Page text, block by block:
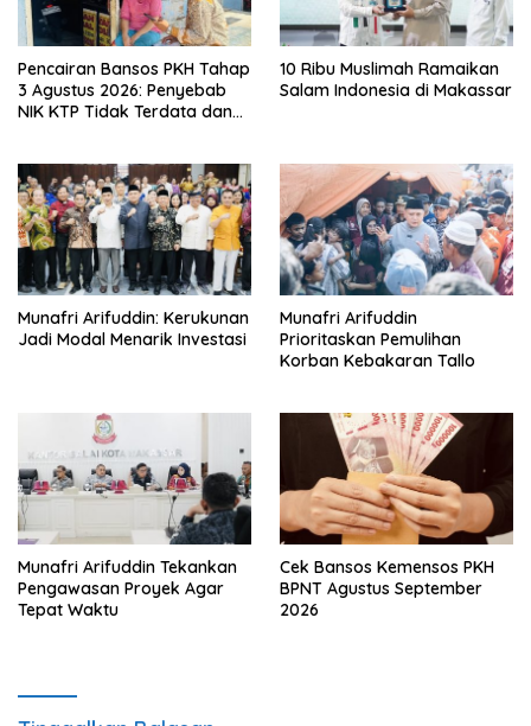
Pencairan Bansos PKH Tahap
3 Agustus 2026: Penyebab
NIK KTP Tidak Terdata dan
10 Ribu Muslimah Ramaikan
Salam Indonesia di Makassar
Munafri Arifuddin: Kerukunan
Jadi Modal Menarik Investasi
Munafri Arifuddin
Prioritaskan Pemulihan
Korban Kebakaran Tallo
Munafri Arifuddin Tekankan
Pengawasan Proyek Agar
Tepat Waktu
Cek Bansos Kemensos PKH
BPNT Agustus September
2026